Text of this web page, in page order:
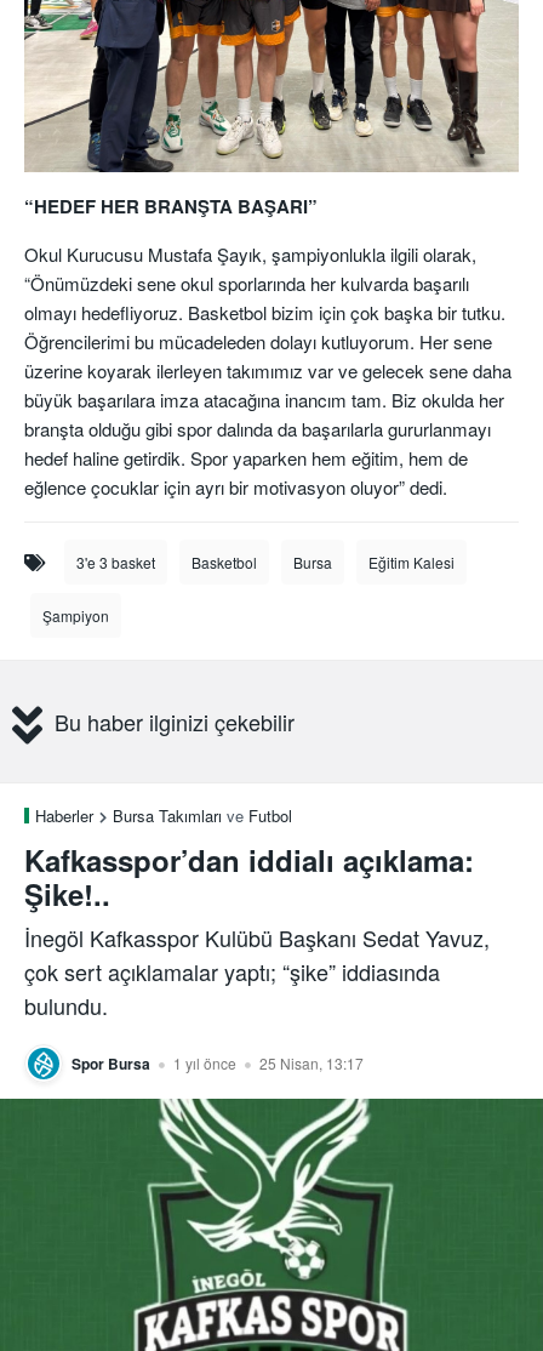
“HEDEF HER BRANŞTA BAŞARI”
Okul Kurucusu Mustafa Şayık, şampiyonlukla ilgili olarak,
“Önümüzdeki sene okul sporlarında her kulvarda başarılı
olmayı hedefliyoruz. Basketbol bizim için çok başka bir tutku.
Öğrencilerimi bu mücadeleden dolayı kutluyorum. Her sene
üzerine koyarak ilerleyen takımımız var ve gelecek sene daha
büyük başarılara imza atacağına inancım tam. Biz okulda her
branşta olduğu gibi spor dalında da başarılarla gururlanmayı
hedef haline getirdik. Spor yaparken hem eğitim, hem de
eğlence çocuklar için ayrı bir motivasyon oluyor” dedi.
3'e 3 basket Basketbol Bursa Eğitim Kalesi
Şampiyon
Bu haber ilginizi çekebilir
Haberler Bursa Takımları ve Futbol
Kafkasspor’dan iddialı açıklama:
Şike!..
İnegöl Kafkasspor Kulübü Başkanı Sedat Yavuz,
çok sert açıklamalar yaptı; “şike” iddiasında
bulundu.
Spor Bursa 1 yıl önce 25 Nisan, 13:17